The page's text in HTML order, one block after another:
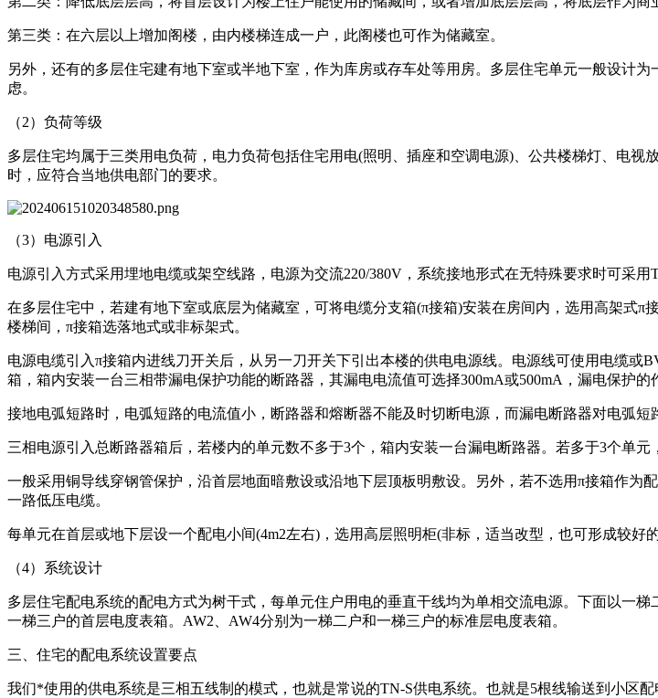
第三类：在六层以上增加阁楼，由内楼梯连成一户，此阁楼也可作为储藏室。
另外，还有的多层住宅建有地下室或半地下室，作为库房或存车处等用房。多层住宅单元一般设计
虑。
（2）负荷等级
多层住宅均属于三类用电负荷，电力负荷包括住宅用电(照明、插座和空调电源)、公共楼梯灯、电
时，应符合当地供电部门的要求。
（3）电源引入
电源引入方式采用埋地电缆或架空线路，电源为交流220/380V，系统接地形式在无特殊要求时可采用
在多层住宅中，若建有地下室或底层为储藏室，可将电缆分支箱(π接箱)安装在房间内，选用高架式
楼梯间，π接箱选落地式或非标架式。
电源电缆引入π接箱内进线刀开关后，从另一刀开关下引出本楼的供电电源线。电源线可使用电缆
箱，箱内安装一台三相带漏电保护功能的断路器，其漏电电流值可选择300mA或500mA，漏电保护
接地电弧短路时，电弧短路的电流值小，断路器和熔断器不能及时切断电源，而漏电断路器对电弧
三相电源引入总断路器箱后，若楼内的单元数不多于3个，箱内安装一台漏电断路器。若多于3个单
一般采用铜导线穿钢管保护，沿首层地面暗敷设或沿地下层顶板明敷设。另外，若不选用π接箱作
一路低压电缆。
每单元在首层或地下层设一个配电小间(4m2左右)，选用高层照明柜(非标，适当改型，也可形成较好
（4）系统设计
多层住宅配电系统的配电方式为树干式，每单元住户用电的垂直干线均为单相交流电源。下面以一
一梯三户的首层电度表箱。AW2、AW4分别为一梯二户和一梯三户的标准层电度表箱。
三、住宅的配电系统设置要点
我们*使用的供电系统是三相五线制的模式，也就是常说的TN-S供电系统。也就是5根线输送到小区